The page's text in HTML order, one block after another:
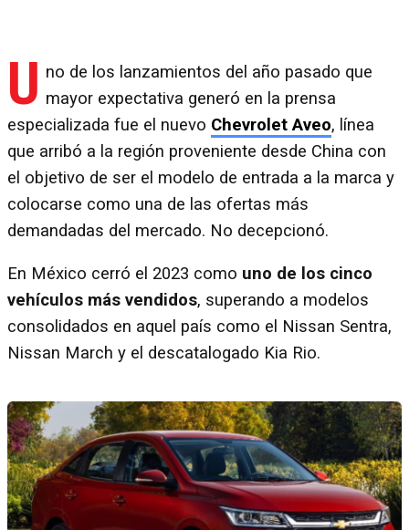
U no de los lanzamientos del año pasado que
mayor expectativa generó en la prensa
especializada fue el nuevo Chevrolet Aveo, línea
que arribó a la región proveniente desde China con
el objetivo de ser el modelo de entrada a la marca y
colocarse como una de las ofertas más
demandadas del mercado. No decepcionó.
En México cerró el 2023 como uno de los cinco
vehículos más vendidos, superando a modelos
consolidados en aquel país como el Nissan Sentra,
Nissan March y el descatalogado Kia Rio.